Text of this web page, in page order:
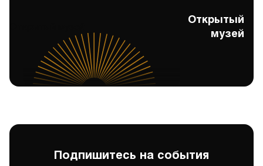
Открытый
музей
Подпишитесь на события